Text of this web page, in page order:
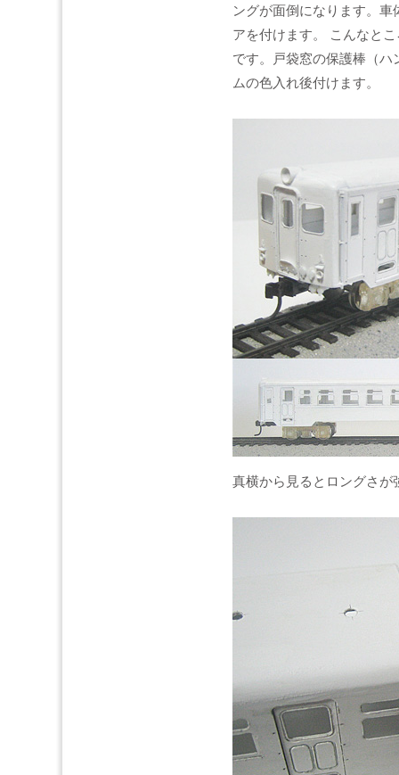
ングが面倒になります。
アを付けます。 こんなと
です。戸袋窓の保護棒（
ムの色入れ後付けます。
真横から見るとロングさが